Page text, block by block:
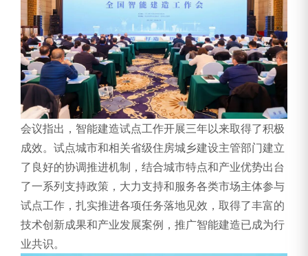
会议指出，智能建造试点工作开展三年以来取得了积极
成效。试点城市和相关省级住房城乡建设主管部门建立
了良好的协调推进机制，结合城市特点和产业优势出台
了一系列支持政策，大力支持和服务各类市场主体参与
试点工作，扎实推进各项任务落地见效，取得了丰富的
技术创新成果和产业发展案例，推广智能建造已成为行
业共识。